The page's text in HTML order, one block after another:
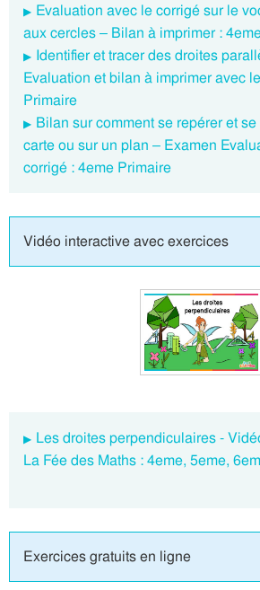
Evaluation avec le corrigé sur le
aux cercles – Bilan à imprimer :
Identifier et tracer des droites
Evaluation et bilan à imprimer avec
Primaire
Bilan sur comment se repérer et
carte ou sur un plan – Examen
corrigé : 4eme Primaire
Vidéo interactive avec exercices
Les droites perpendiculaires -
La Fée des Maths : 4eme, 5eme,
Exercices gratuits en ligne